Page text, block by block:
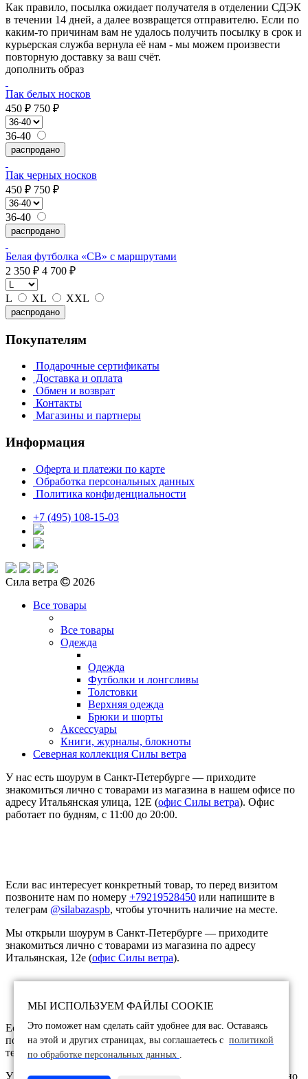
Как правило, посылка ожидает получателя в отделении СДЭК
в течении 14 дней, а далее возвращется отправителю. Если по
каким-то причинам вам не удалось получить посылку в срок и
курьерская служба вернула её нам - мы можем произвести
повторную доставку за ваш счёт.
дополнить образ
Пак белых носков
450 ₽ 750 ₽
36-40
распродано
Пак черных носков
450 ₽ 750 ₽
36-40
распродано
Белая футболка «СВ» с маршрутами
2 350 ₽ 4 700 ₽
L XL XXL
распродано
Покупателям
Подарочные сертификаты
Доставка и оплата
Обмен и возврат
Контакты
Магазины и партнеры
Информация
Оферта и платежи по карте
Обработка персональных данных
Политика конфиденциальности
+7 (495) 108-15-03
Сила ветра
2026
Все товары
Все товары
Одежда
Одежда
Футболки и лонгсливы
Толстовки
Верхняя одежда
Брюки и шорты
Аксессуары
Книги, журналы, блокноты
Северная коллекция Силы ветра
МЫ ИСПОЛЬЗУЕМ ФАЙЛЫ COOKIE
Это поможет нам сделать сайт удобнее для вас. Оставаясь
на этой и других страницах, вы соглашаетесь с политикой
по обработке персональных данных .
У нас есть шоурум в Санкт-Петербурге — приходите
знакомиться лично с товарами из магазина в нашем офисе по
адресу Итальянская улица, 12Е (офис Силы ветра). Офис
работает по будням, с 11:00 до 20:00.
Если вас интересует конкретный товар, то перед визитом
позвоните нам по номеру +79219528450 или напишите в
телеграм @silabazaspb, чтобы уточнить наличие на месте.
Мы открыли шоурум в Санкт-Петербурге — приходите
знакомиться лично с товарами из магазина по адресу
Итальянская, 12е (офис Силы ветра).
Если вас интересует конкретный товар, то перед визитом
позвоните нам по номеру+79219528450или напишите в
телеграм@silabazaspb, чтобы уточнить наличие на месте.
У нас есть шоурум в Москве — приходите знакомиться лично